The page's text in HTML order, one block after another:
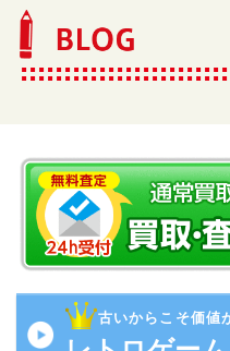
古いからこそ価値